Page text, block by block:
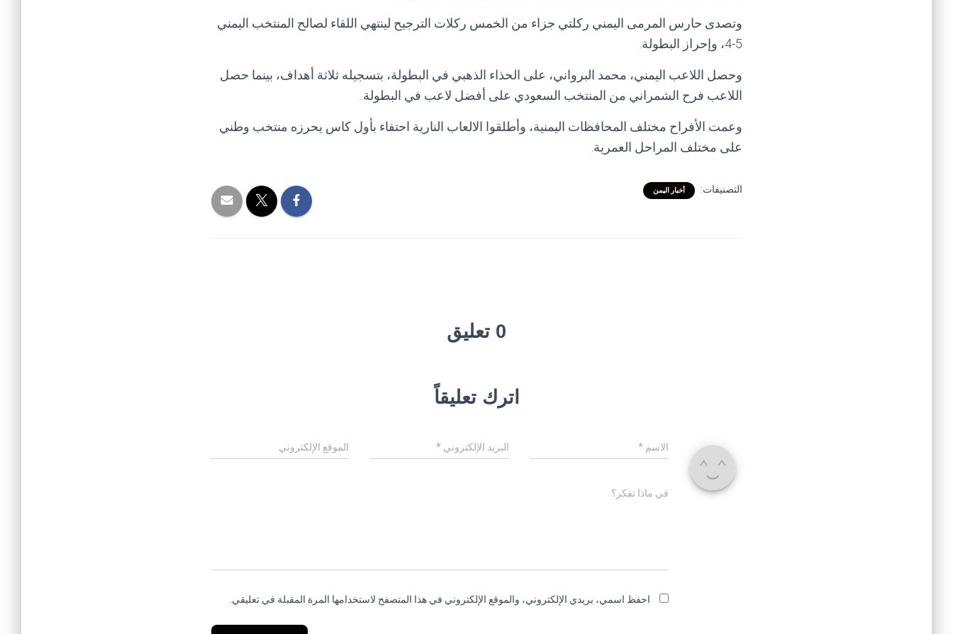
وتصدى حارس المرمى اليمني ركلتي جزاء من الخمس ركلات الترجيح لينتهي اللقاء لصالح المنتخب اليمني
5-4، وإحراز البطولة.
وحصل اللاعب اليمني، محمد البرواني، على الحذاء الذهبي في البطولة، بتسجيله ثلاثة أهداف، بينما حصل
اللاعب فرح الشمراني من المنتخب السعودي على أفضل لاعب في البطولة.
وعمت الأفراح مختلف المحافظات اليمنية، وأطلقوا الالعاب النارية احتفاء بأول كاس يحرزه منتخب وطني
على مختلف المراحل العمرية.
التصنيفات: أخبار اليمن
0 تعليق
اترك تعليقاً
الاسم * البريد الإلكتروني * الموقع الإلكتروني
في ماذا تفكر؟
احفظ اسمي، بريدي الإلكتروني، والموقع الإلكتروني في هذا المتصفح لاستخدامها المرة المقبلة في تعليقي.